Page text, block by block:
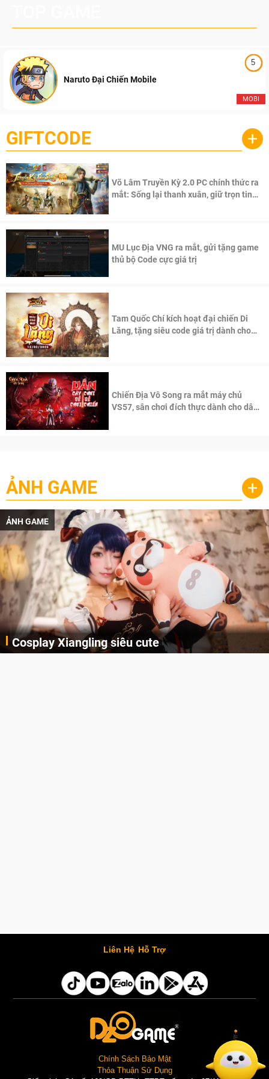
5
MOBI
Naruto Đại Chiến Mobile
GIFTCODE +
Võ Lâm Truyền Kỳ 2.0 PC chính thức ra
mắt: Sống lại thanh xuân, giữ trọn tinh
MU Lục Địa VNG ra mắt, gửi tặng game
thủ bộ Code cực giá trị
Tam Quốc Chí kích hoạt đại chiến Di
Lăng, tặng siêu code giá trị dành cho
Chiến Địa Vô Song ra mắt máy chủ
VS57, sân chơi đích thực dành cho dân
ẢNH GAME +
ẢNH GAME
Cosplay Xiangling siêu cute
Liên Hệ Hỗ Trợ
Chính Sách Bảo Mật
Thỏa Thuận Sử Dụng